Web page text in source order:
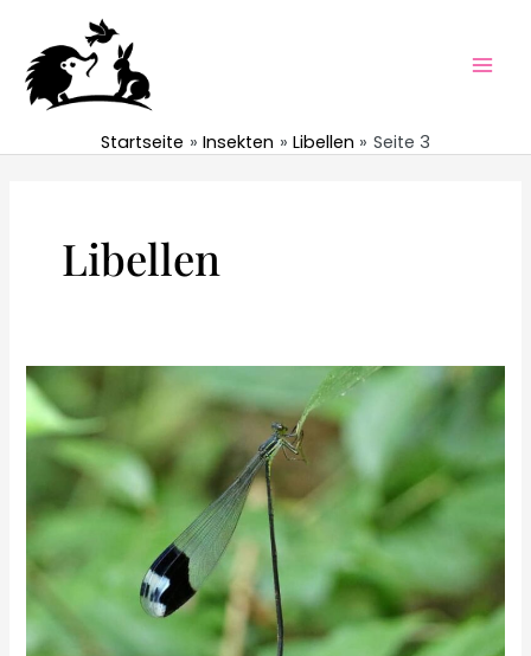
springen
Startseite Insekten Libellen Seite 3
Libellen